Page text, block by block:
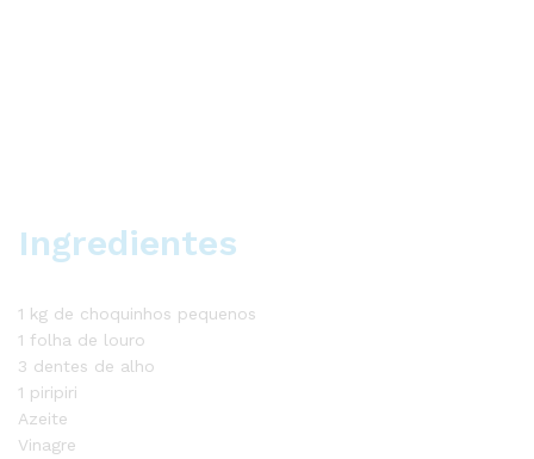
Ingredientes
1 kg de choquinhos pequenos
1 folha de louro
3 dentes de alho
1 piripiri
Azeite
Vinagre